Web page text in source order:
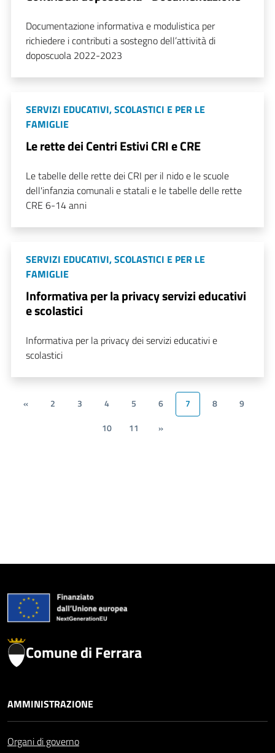
Documentazione informativa e modulistica per
richiedere i contributi a sostegno dell’attività di
doposcuola 2022-2023
SERVIZI EDUCATIVI, SCOLASTICI E PER LE
FAMIGLIE
Le rette dei Centri Estivi CRI e CRE
Le tabelle delle rette dei CRI per il nido e le scuole
dell'infanzia comunali e statali e le tabelle delle rette
CRE 6-14 anni
SERVIZI EDUCATIVI, SCOLASTICI E PER LE
FAMIGLIE
Informativa per la privacy servizi educativi
e scolastici
Informativa per la privacy dei servizi educativi e
scolastici
« 2 3 4 5 6 7 8
9
10
11 »
Comune di Ferrara
AMMINISTRAZIONE
Organi di governo